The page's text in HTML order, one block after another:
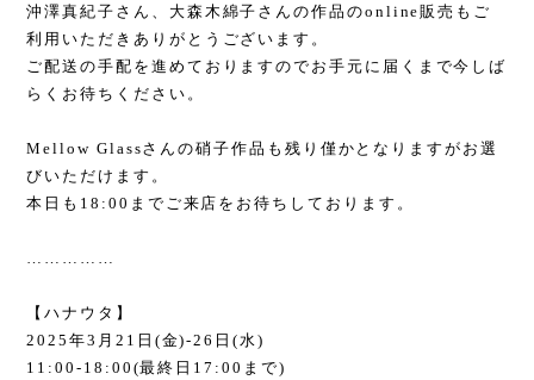
沖澤真紀子さん、大森木綿子さんの作品のonline販売もご
利用いただきありがとうございます。
ご配送の手配を進めておりますのでお手元に届くまで今しば
らくお待ちください。
Mellow Glassさんの硝子作品も残り僅かとなりますがお選
びいただけます。
本日も 18:00 までご来店をお待ちしております。
……………
【ハナウタ】
2025年3 月 21 日 (金)-26 日(水)
11:00-18:00(最終日 17:00 まで)